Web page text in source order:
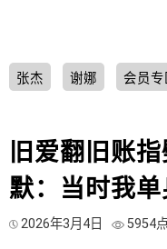
张杰 谢娜 会员专
旧爱翻旧账
默：当时我单
2026年3月4日 5954